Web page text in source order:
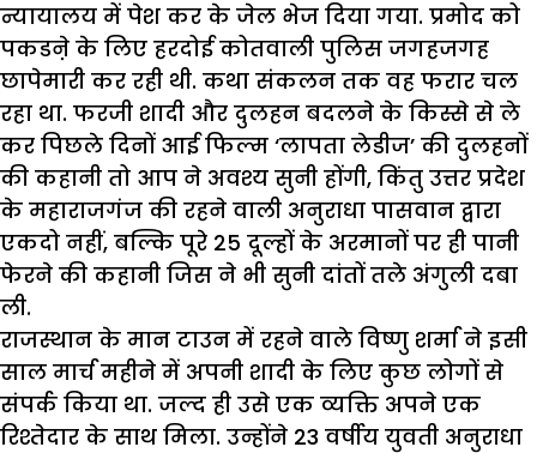
न्यायालय में पेश कर के जेल भेज दिया गया. प्रमोद को
पकडऩे के लिए हरदोई कोतवाली पुलिस जगहजगह
छापेमारी कर रही थी. कथा संकलन तक वह फरार चल
रहा था. फरजी शादी और दुलहन बदलने के किस्से से ले
कर पिछले दिनों आई फिल्म ‘लापता लेडीज’ की दुलहनों
की कहानी तो आप ने अवश्य सुनी होंगी, किंतु उत्तर प्रदेश
के महाराजगंज की रहने वाली अनुराधा पासवान द्वारा
एकदो नहीं, बल्कि पूरे 25 दूल्हों के अरमानों पर ही पानी
फेरने की कहानी जिस ने भी सुनी दांतों तले अंगुली दबा
ली.
राजस्थान के मान टाउन में रहने वाले विष्णु शर्मा ने इसी
साल मार्च महीने में अपनी शादी के लिए कुछ लोगों से
संपर्क किया था. जल्द ही उसे एक व्यक्ति अपने एक
रिश्तेदार के साथ मिला. उन्होंने 23 वर्षीय युवती अनुराधा